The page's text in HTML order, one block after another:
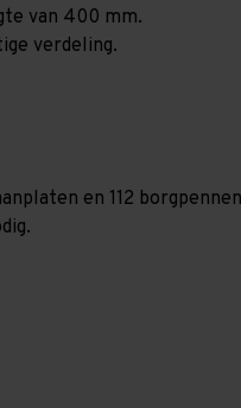
van 400 mm.
verdeling.
en 112